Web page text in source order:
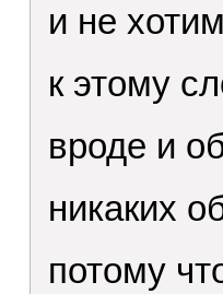
и не
к этому
вроде и
никаких
потому